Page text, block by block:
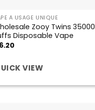
À USAGE UNIQUE
Zooy Twins 35000
Disposable Vape
6.20
VIEW